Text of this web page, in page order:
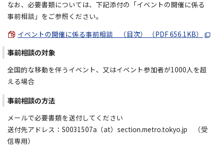
なお、必要書類については、下記添付の「イベントの開催に係る
事前相談」をご参照ください。
イベントの開催に係る事前相談 （目次） （PDF 656.1KB）
事前相談の対象
全国的な移動を伴うイベント、又はイベント参加者が1000人を超
える場合
事前相談の方法
メールで必要書類を送付してください
送付先アドレス：S0031507a（at）section.metro.tokyo.jp （受
信専用）